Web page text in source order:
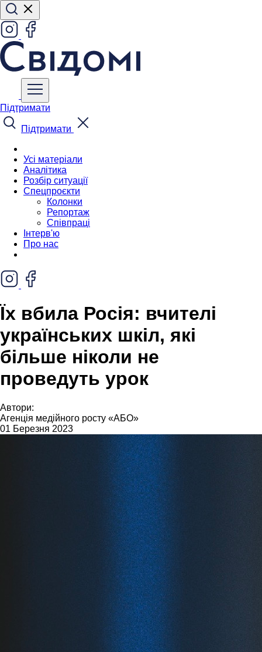
Підтримати
Підтримати
Усі матеріали
Аналітика
Розбір ситуації
Спецпроєкти
Колонки
Репортаж
Співпраці
Інтерв'ю
Про нас
Їх вбила Росія: вчителі
українських шкіл, які
більше ніколи не
проведуть урок
Автори:
Агенція медійного росту «АБО»
01 Березня 2023